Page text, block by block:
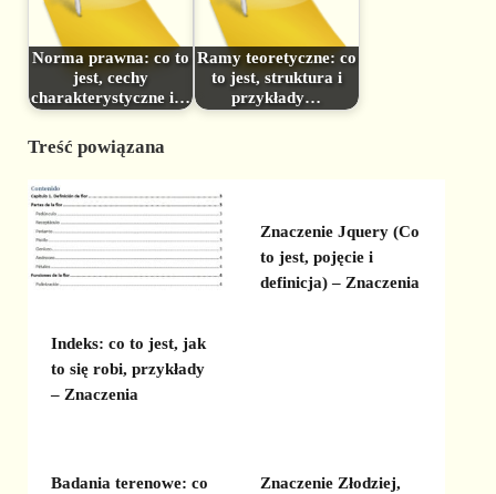
Norma prawna: co to
jest, cechy
charakterystyczne i…
Ramy teoretyczne: co
to jest, struktura i
przykłady…
Treść powiązana
Indeks: co to jest, jak
to się robi, przykłady
– Znaczenia
Znaczenie Jquery (Co
to jest, pojęcie i
definicja) – Znaczenia
Badania terenowe: co
Znaczenie Złodziej,